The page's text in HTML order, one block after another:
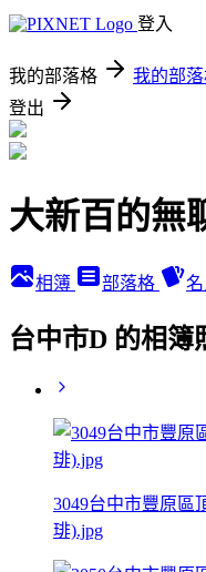
登入
我的部落格 我的部
登出
大新百的無
相簿 部落格 名
台中市D 的相簿
3049台中市豐原區
琲).jpg